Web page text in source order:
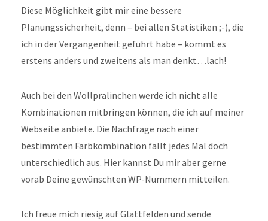
Diese Möglichkeit gibt mir eine bessere
Planungssicherheit, denn – bei allen Statistiken ;-), die
ich in der Vergangenheit geführt habe – kommt es
erstens anders und zweitens als man denkt…lach!
Auch bei den Wollpralinchen werde ich nicht alle
Kombinationen mitbringen können, die ich auf meiner
Webseite anbiete. Die Nachfrage nach einer
bestimmten Farbkombination fällt jedes Mal doch
unterschiedlich aus. Hier kannst Du mir aber gerne
vorab Deine gewünschten WP-Nummern mitteilen.
Ich freue mich riesig auf Glattfelden und sende